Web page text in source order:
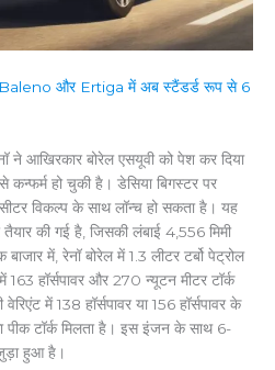
और Ertiga में अब स्टैंडर्ड रूप से 6
ने आखिरकार बोरेल एसयूवी को पेश कर दिया
हो चुकी है। डेसिया बिगस्टर पर
विकल्प के साथ लॉन्च हो सकता है। यह
की गई है, जिसकी लंबाई 4,556 मिमी
में, रेनॉ बोरेल में 1.3 लीटर टर्बो पेट्रोल
हॉर्सपावर और 270 न्यूटन मीटर टॉर्क
में 138 हॉर्सपावर या 156 हॉर्सपावर के
टॉर्क मिलता है। इस इंजन के साथ 6-
हुआ है।